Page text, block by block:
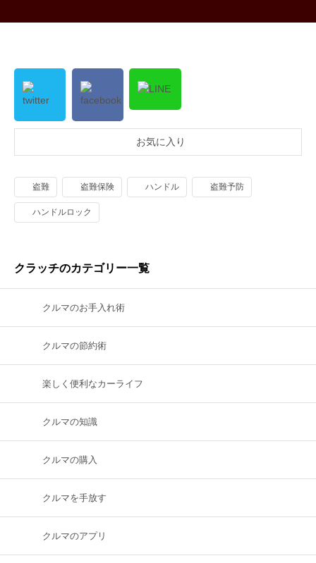
お気に入り
盗難 盗難保険 ハンドル 盗難予防
ハンドルロック
クラッチのカテゴリー一覧
クルマのお手入れ術
クルマの節約術
楽しく便利なカーライフ
クルマの知識
クルマの購入
クルマを手放す
クルマのアプリ